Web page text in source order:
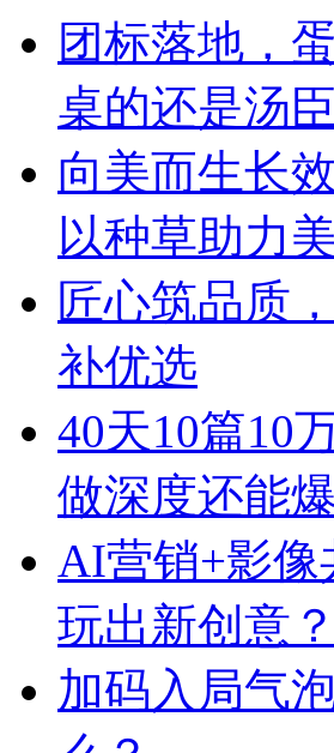
团标落地，
桌的还是汤
向美而生长
以种草助力
匠心筑品质
补优选
40天10篇10
做深度还能
AI营销+影像
玩出新创意？
加码入局气